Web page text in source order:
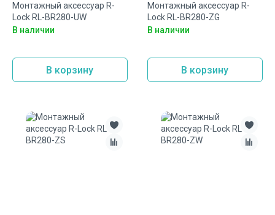
Монтажный аксеcсуар R-
Lock RL-BR280-UW
В наличии
В корзину
Монтажный аксеcсуар R-
Lock RL-BR280-ZG
В наличии
В корзину